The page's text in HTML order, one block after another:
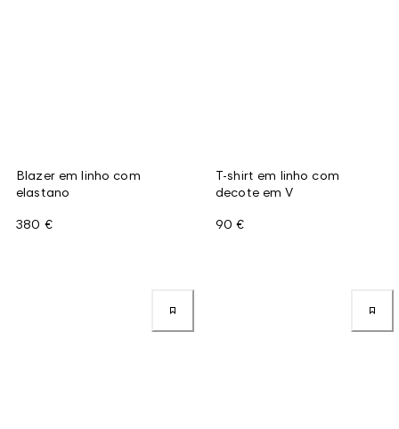
Blazer em linho com
elastano
380 €
T-shirt em linho com
decote em V
90 €